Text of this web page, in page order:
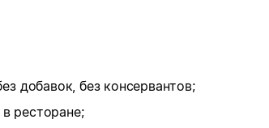
добавок, без консервантов;
ресторане;